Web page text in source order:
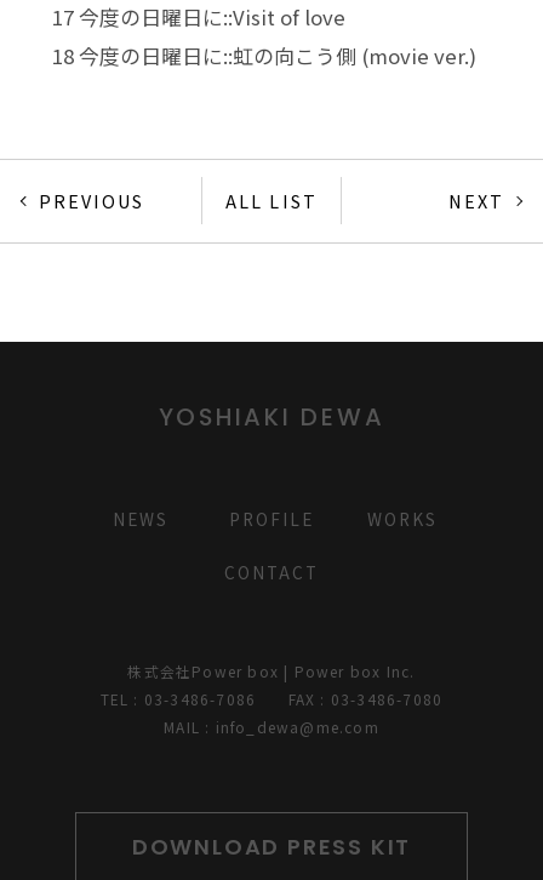
17 今度の日曜日に::Visit of love
18 今度の日曜日に::虹の向こう側 (movie ver.)
PREVIOUS ALL LIST NEXT
YOSHIAKI DEWA
NEWS PROFILE WORKS
CONTACT
株式会社Power box | Power box Inc.
TEL : 03-3486-7086 FAX : 03-3486-7080
MAIL : info_dewa@me.com
DOWNLOAD PRESS KIT